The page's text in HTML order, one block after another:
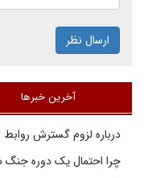
ارسال نظر
آخرین خبرها
درباره لزوم گسترش روابط
چرا احتمال یک دوره جنگ